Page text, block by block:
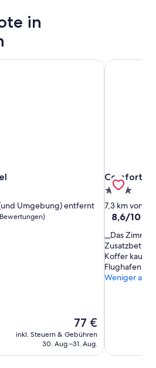
in
Umgebung) entfernt
Der
Preis
beträgt
77 €
inkl. Steuern & Gebühren
30. Aug.–31. Aug.
Comfort
Comfort
3.0-
Sterne-
Unterkunft
7,3 km von
8.6
10,
(6.501
8,6/10
„Das
Zusatzbett
Koffer kaum
Flughafen
Weniger
Comfort